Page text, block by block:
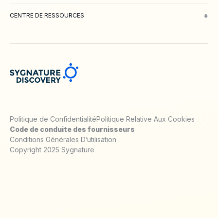
CENTRE DE RESSOURCES
+
Politique de ConfidentialitéPolitique Relative Aux Cookies
Code de conduite des fournisseurs
Conditions Générales D’utilisation
Copyright 2025 Sygnature